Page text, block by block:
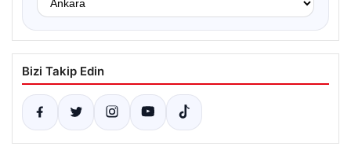
Bizi Takip Edin